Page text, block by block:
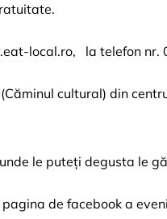
local.ro, la telefon nr.
cultural) din
le puteți degusta le
de facebook a